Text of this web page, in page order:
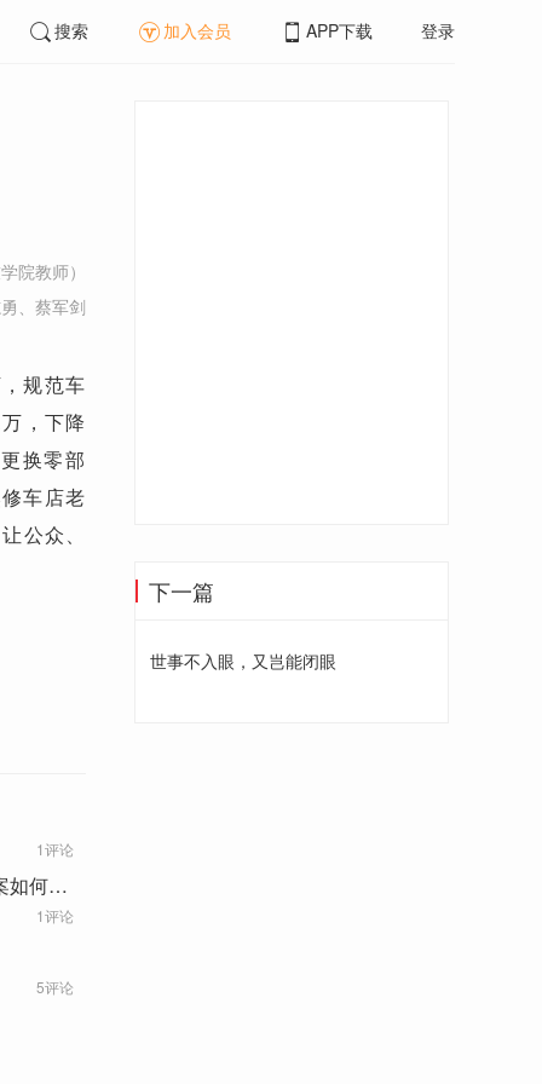
搜索 加入会员 APP下载 登录
院教师）
、蔡军剑
规范车
万，下降
换零部
车店老
公众、
1评论
如何
1评论
5评论
下一篇
世事不入眼，又岂能闭眼